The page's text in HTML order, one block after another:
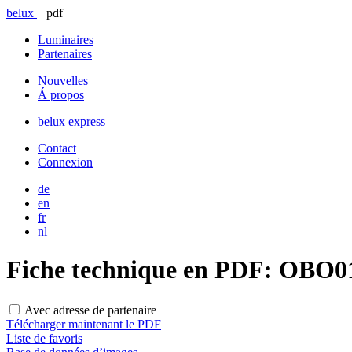
belux
pdf
Luminaires
Partenaires
Nouvelles
Á propos
belux express
Contact
Connexion
de
en
fr
nl
Fiche technique en PDF:
Avec adresse de partenaire
Télécharger maintenant le PDF
Liste de favoris